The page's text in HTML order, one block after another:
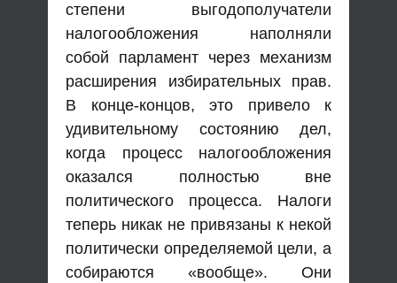
степени выгодополучатели
налогообложения наполняли
собой парламент через механизм
расширения избирательных прав.
В конце-концов, это привело к
удивительному состоянию дел,
когда процесс налогообложения
оказался полностью вне
политического процесса. Налоги
теперь никак не привязаны к некой
политически определяемой цели, а
собираются «вообще». Они